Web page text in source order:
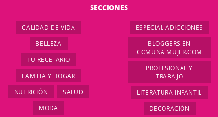
SECCIONES
CALIDAD DE VIDA
BELLEZA
TU RECETARIO
FAMILIA Y HOGAR
NUTRICIÓN SALUD
MODA
ESPECIAL ADICCIONES
BLOGGERS EN
COMUNA MUJER.COM
PROFESIONAL Y
TRABAJO
LITERATURA INFANTIL
DECORACIÓN